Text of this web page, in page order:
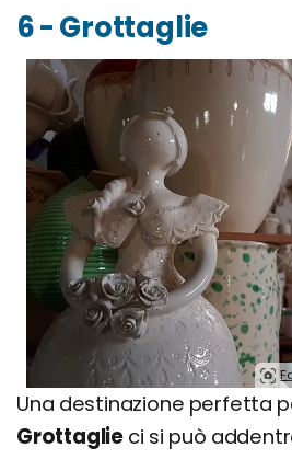
6 - Grottaglie
Una destinazione perfetta
Grottaglie ci si può